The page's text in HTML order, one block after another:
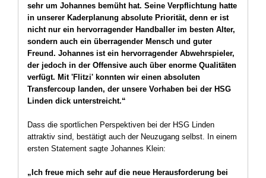
sehr um Johannes bemüht hat. Seine Verpflichtung hatte
in unserer Kaderplanung absolute Priorität, denn er ist
nicht nur ein hervorragender Handballer im besten Alter,
sondern auch ein überragender Mensch und guter
Freund. Johannes ist ein hervorragender Abwehrspieler,
der jedoch in der Offensive auch über enorme Qualitäten
verfügt. Mit 'Flitzi' konnten wir einen absoluten
Transfercoup landen, der unsere Vorhaben bei der HSG
Linden dick unterstreicht.“
Dass die sportlichen Perspektiven bei der HSG Linden
attraktiv sind, bestätigt auch der Neuzugang selbst. In einem
ersten Statement sagte Johannes Klein:
„Ich freue mich sehr auf die neue Herausforderung bei